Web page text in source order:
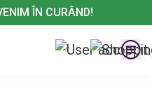
ÎN CURÂND!